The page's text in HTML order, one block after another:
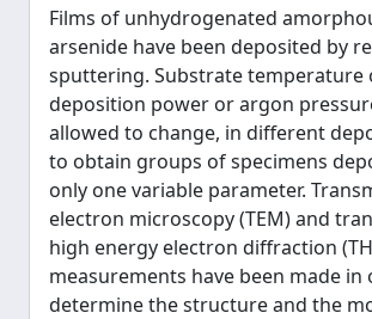
Films of unhydrogenated
arsenide have been deposited by
sputtering. Substrate temperature
deposition power or argon
allowed to change, in different
to obtain groups of specimens
only one variable parameter.
electron microscopy (TEM) and
high energy electron diffraction
measurements have been made in
determine the structure and the